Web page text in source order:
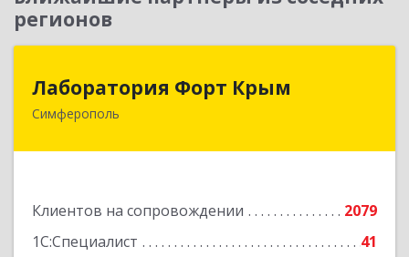
регионов
Лаборатория Форт Крым
Симферополь
Клиентов на сопровождении
2079
1С:Специалист
41
295034, Крым Респ, Симферополь г, Киевская